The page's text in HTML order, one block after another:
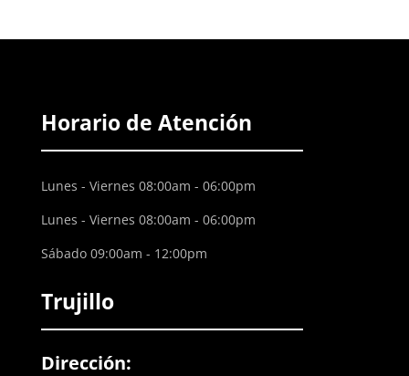
Horario de Atención
Lunes - Viernes 08:00am - 06:00pm
Lunes - Viernes 08:00am - 06:00pm
Sábado 09:00am - 12:00pm
Trujillo
Dirección: